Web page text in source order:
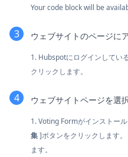
Your code block will be
ウェブサイトのページに
1. Hubspotにログインしてい
クリックします。
ウェブサイトページを選
1. Voting Formがインストー
集]ボタンをクリックします
ます。